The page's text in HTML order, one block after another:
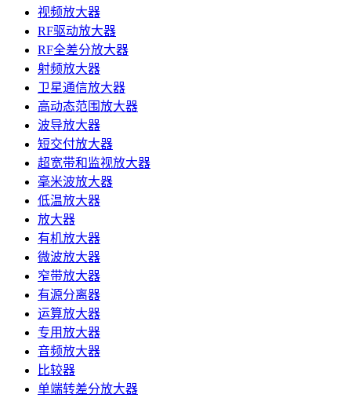
视频放大器
RF驱动放大器
RF全差分放大器
射频放大器
卫星通信放大器
高动态范围放大器
波导放大器
短交付放大器
超宽带和监视放大器
毫米波放大器
低温放大器
放大器
有机放大器
微波放大器
窄带放大器
有源分离器
运算放大器
专用放大器
音频放大器
比较器
单端转差分放大器